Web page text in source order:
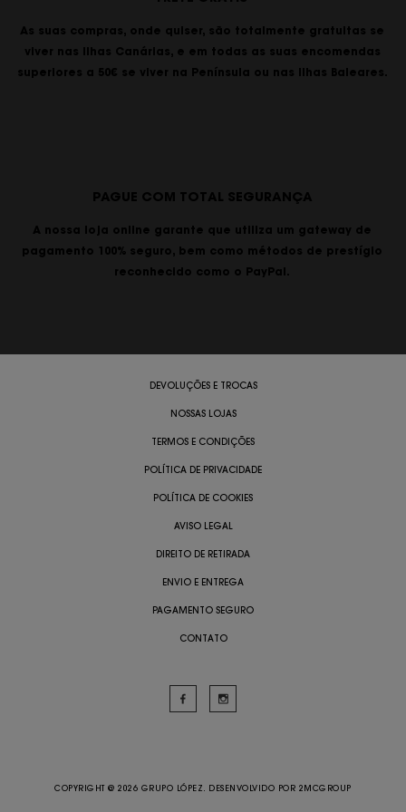
As suas compras, onde quiser, são totalmente gratuitas se
viver nas Ilhas Canárias, e em todas as suas encomendas
superiores a 50€ se viver na Península ou nas Ilhas Baleares.
PAGUE COM TOTAL SEGURANÇA
A nossa loja online garante que utiliza um gateway de
pagamento 100% seguro, bem como métodos de prestígio
reconhecido como o PayPal.
DEVOLUÇÕES E TROCAS
NOSSAS LOJAS
TERMOS E CONDIÇÕES
POLÍTICA DE PRIVACIDADE
POLÍTICA DE COOKIES
AVISO LEGAL
DIREITO DE RETIRADA
ENVIO E ENTREGA
PAGAMENTO SEGURO
CONTATO
COPYRIGHT @ 2026 GRUPO LÓPEZ. DESENVOLVIDO POR 2MCGROUP